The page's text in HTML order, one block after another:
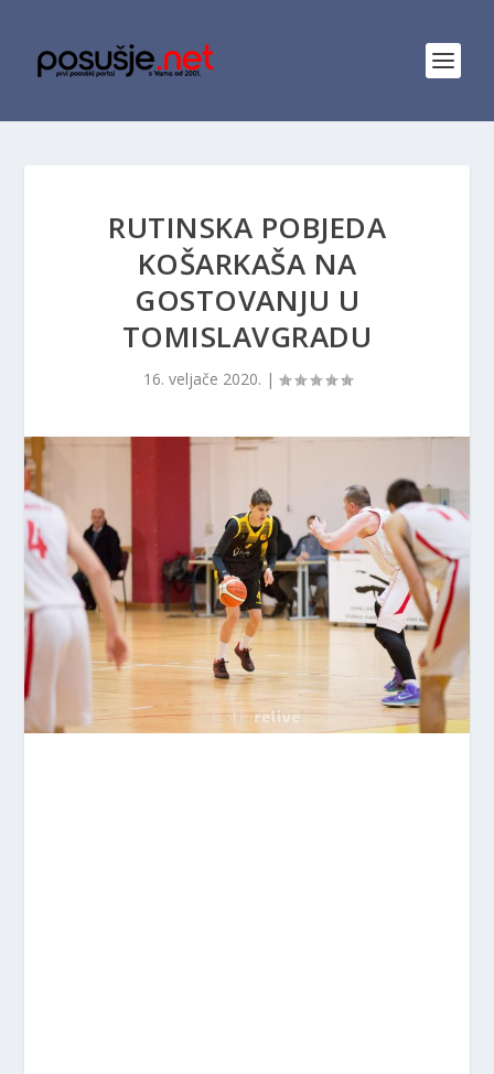
RUTINSKA POBJEDA
KOŠARKAŠA NA
GOSTOVANJU U
TOMISLAVGRADU
16. veljače 2020. |